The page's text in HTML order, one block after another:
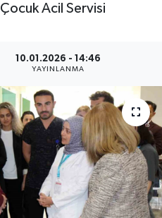
Acil Servisi
10.01.2026 - 14:46
YAYINLANMA